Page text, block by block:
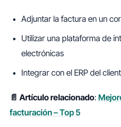
Adjuntar la factura en un
Utilizar una plataforma de
electrónicas
Integrar con el ERP del
📄 Artículo relacionado:
facturación – Top 5